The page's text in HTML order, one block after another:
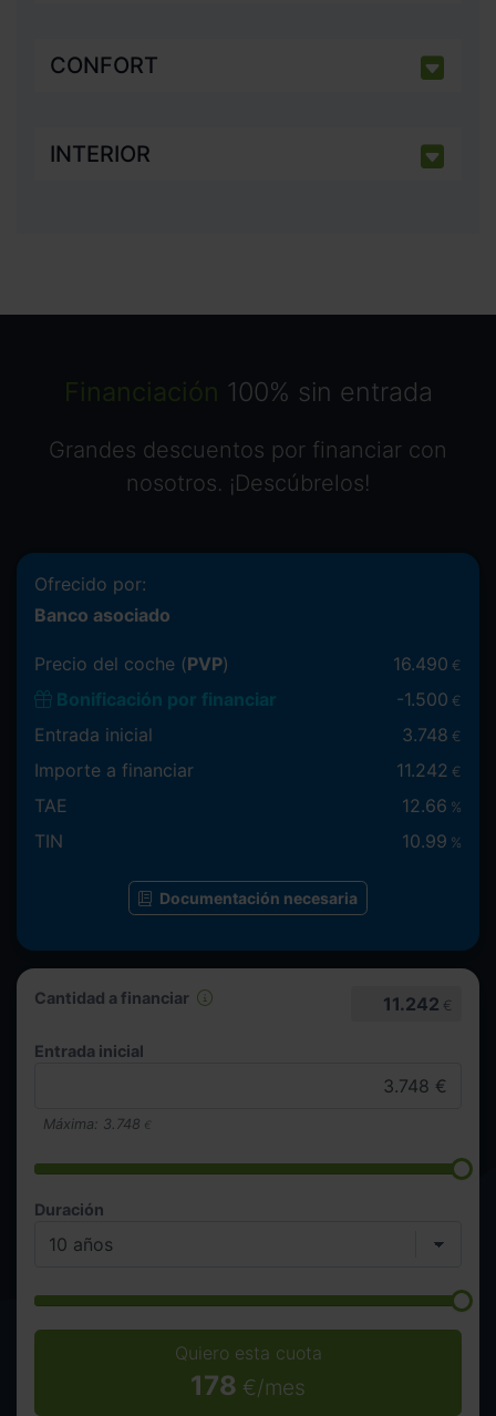
CONFORT
INTERIOR
Financiación 100% sin entrada
Grandes descuentos por financiar con
nosotros. ¡Descúbrelos!
Cantidad a financiar 11.242 €
Entrada inicial
Máxima: 3.748 €
Duración
Quiero esta cuota
178 €/mes
Ofrecido por:
Banco asociado
Precio del coche (PVP) 16.490 €
Bonificación por financiar -1.500 €
Entrada inicial 3.748 €
Importe a financiar 11.242 €
TAE 12.66 %
TIN 10.99 %
Documentación necesaria